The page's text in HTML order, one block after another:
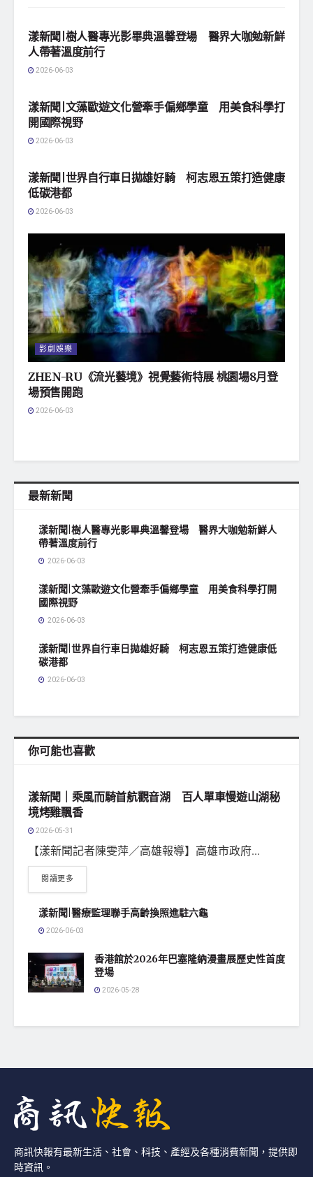
漾新聞|樹人醫專光影畢典溫馨登場 醫界大咖勉新鮮
人帶著溫度前行
2026-06-03
漾新聞|文藻歐遊文化營牽手偏鄉學童 用美食科學打
開國際視野
2026-06-03
漾新聞|世界自行車日拋雄好騎 柯志恩五策打造健康
低碳港都
2026-06-03
影劇娛樂
ZHEN-RU《流光藝境》視覺藝術特展 桃園場8月登
場預售開跑
2026-06-03
最新新聞
漾新聞|樹人醫專光影畢典溫馨登場 醫界大咖勉新鮮人
帶著溫度前行
2026-06-03
漾新聞|文藻歐遊文化營牽手偏鄉學童 用美食科學打開
國際視野
2026-06-03
漾新聞|世界自行車日拋雄好騎 柯志恩五策打造健康低
碳港都
2026-06-03
你可能也喜歡
漾新聞｜乘風而騎首航觀音湖 百人單車慢遊山湖秘
境烤雞飄香
2026-05-31
【漾新聞記者陳雯萍／高雄報導】高雄市政府...
閱讀更多
漾新聞|醫療監理聯手高齡換照進駐六龜
2026-06-03
香港館於2026年巴塞隆納漫畫展歷史性首度
登場
2026-05-28
商訊快報有最新生活、社會、科技、產經及各種消費新聞，提供即
時資訊。